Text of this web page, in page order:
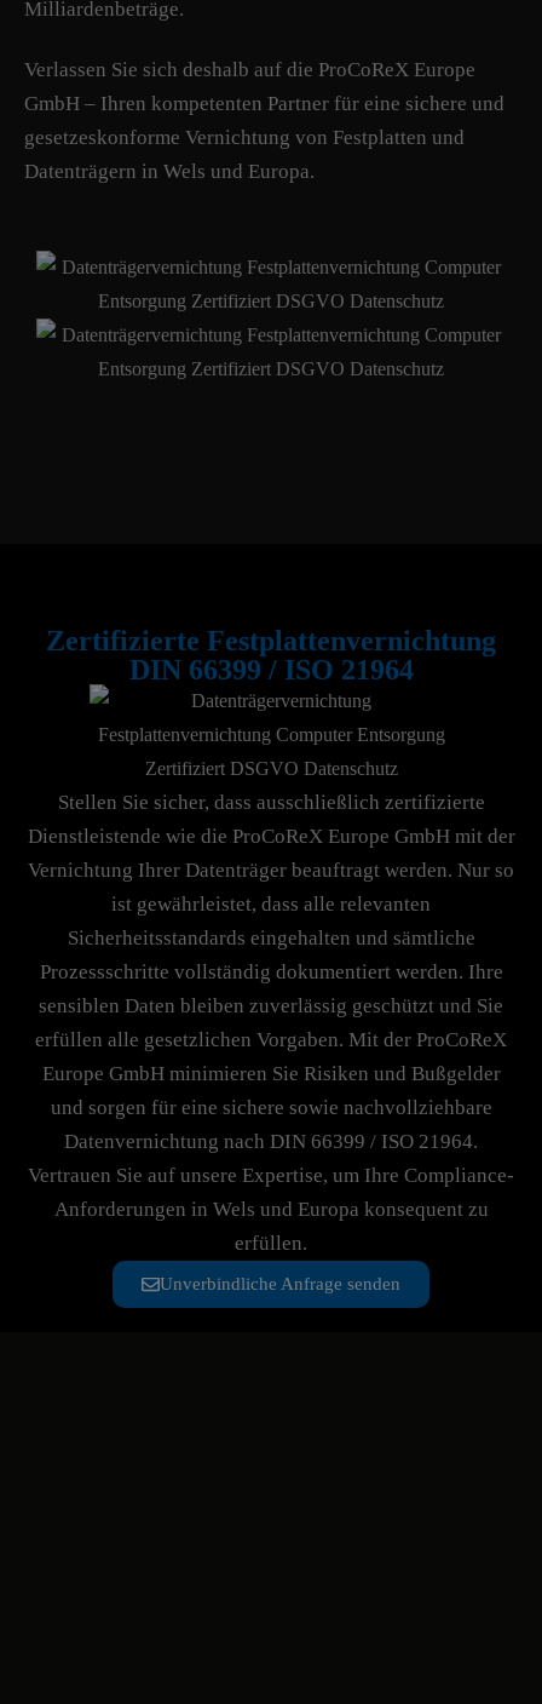
Milliardenbeträge.
Verlassen Sie sich deshalb auf die ProCoReX Europe
GmbH – Ihren kompetenten Partner für eine sichere und
gesetzeskonforme Vernichtung von Festplatten und
Datenträgern in Wels und Europa.
Zertifizierte Festplattenvernichtung
DIN 66399 / ISO 21964
Stellen Sie sicher, dass ausschließlich zertifizierte
Dienstleistende wie die ProCoReX Europe GmbH mit der
Vernichtung Ihrer Datenträger beauftragt werden. Nur so
ist gewährleistet, dass alle relevanten
Sicherheitsstandards eingehalten und sämtliche
Prozessschritte vollständig dokumentiert werden. Ihre
sensiblen Daten bleiben zuverlässig geschützt und Sie
erfüllen alle gesetzlichen Vorgaben. Mit der ProCoReX
Europe GmbH minimieren Sie Risiken und Bußgelder
und sorgen für eine sichere sowie nachvollziehbare
Datenvernichtung nach DIN 66399 / ISO 21964.
Vertrauen Sie auf unsere Expertise, um Ihre Compliance-
Anforderungen in Wels und Europa konsequent zu
erfüllen.
Unverbindliche Anfrage senden